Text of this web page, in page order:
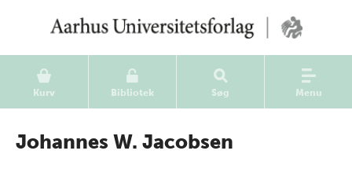
Kurv Bibliotek Søg Menu
Johannes W. Jacobsen